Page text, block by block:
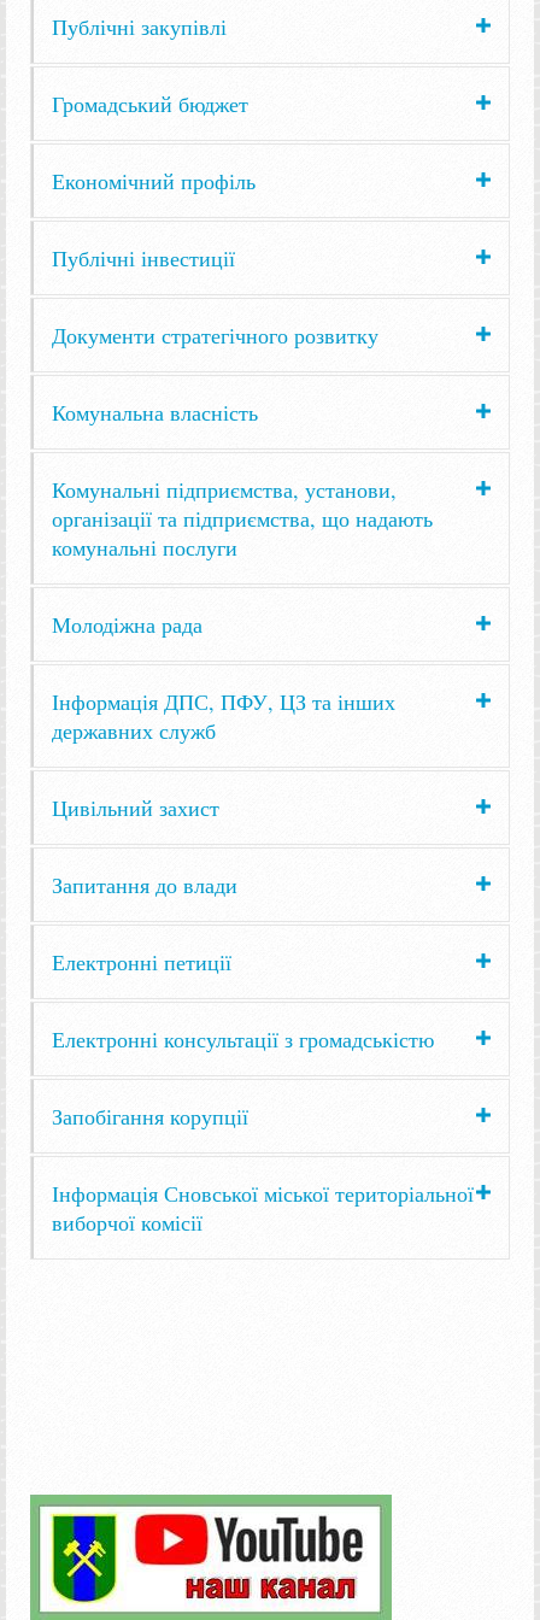
Публічні закупівлі
Громадський бюджет
Економічний профіль
Публічні інвестиції
Документи стратегічного розвитку
Комунальна власність
Комунальні підприємства, установи,
організації та підприємства, що надають
комунальні послуги
Молодіжна рада
Інформація ДПС, ПФУ, ЦЗ та інших
державних служб
Цивільний захист
Запитання до влади
Електронні петиції
Електронні консультації з громадськістю
Запобігання корупції
Інформація Сновської міської територіальної
виборчої комісії